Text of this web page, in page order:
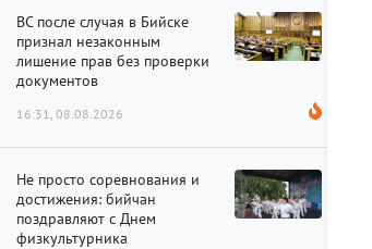
ВС после случая в Бийске
признал незаконным
лишение прав без проверки
документов
16:31, 08.08.2026
Не просто соревнования и
достижения: бийчан
поздравляют с Днем
физкультурника